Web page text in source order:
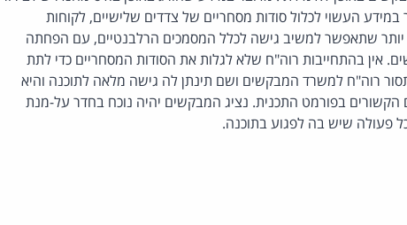
העשוי לכלול סודות מסחריים של צדדים שלישיים, לקוחות
שתאפשר למשיב גישה לכלל המסמכים הרלבנטיים, עם הפחתה
אין בהתחייבות רוה"ח שלא לגלות את הסודות המסחריים כדי לתת
רוה"ח למשרד המבקשים ושם תינתן לה גישה מלאה לתוכנה והיא
בפורמט התכנית. נציג המבקשים יהיה נוכח בחדר על-מנת
פעולה שיש בה לפגוע בתוכנה.